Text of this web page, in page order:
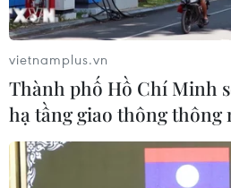
Theo dõi VietnamPlus
vietnamplus.vn
Thành phố Hồ Chí Minh
hạ tầng giao thông thông